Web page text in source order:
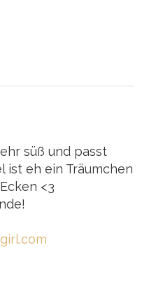
süß und passt
ist eh ein Träumchen
<3